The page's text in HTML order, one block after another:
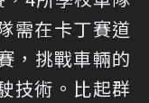
需在卡丁賽道
，挑戰車輛的
技術。比起群